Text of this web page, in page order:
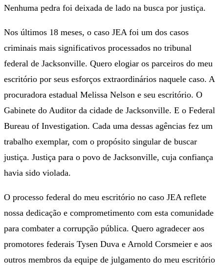
Nenhuma pedra foi deixada de lado na busca por justiça.
Nos últimos 18 meses, o caso JEA foi um dos casos
criminais mais significativos processados ​​no tribunal
federal de Jacksonville. Quero elogiar os parceiros do meu
escritório por seus esforços extraordinários naquele caso. A
procuradora estadual Melissa Nelson e seu escritório. O
Gabinete do Auditor da cidade de Jacksonville. E o Federal
Bureau of Investigation. Cada uma dessas agências fez um
trabalho exemplar, com o propósito singular de buscar
justiça. Justiça para o povo de Jacksonville, cuja confiança
havia sido violada.
O processo federal do meu escritório no caso JEA reflete
nossa dedicação e comprometimento com esta comunidade
para combater a corrupção pública. Quero agradecer aos
promotores federais Tysen Duva e Arnold Corsmeier e aos
outros membros da equipe de julgamento do meu escritório